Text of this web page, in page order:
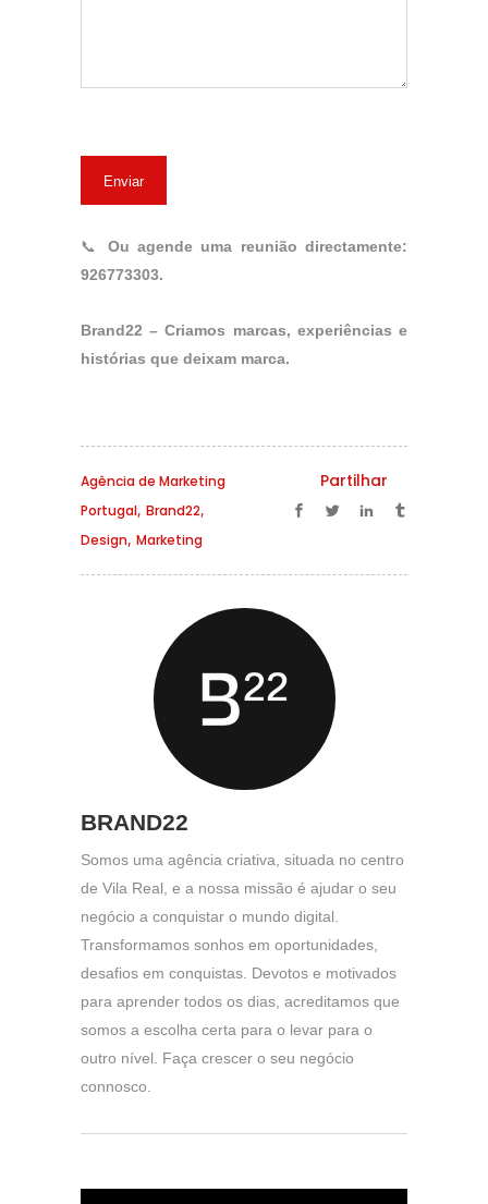
📞
Ou agende uma reunião directamente:
926773303.
Brand22 – Criamos marcas, experiências e
histórias que deixam marca.
Agência de Marketing
Portugal, Brand22,
Design, Marketing
Partilhar
BRAND22
Somos uma agência criativa, situada no centro
de Vila Real, e a nossa missão é ajudar o seu
negócio a conquistar o mundo digital.
Transformamos sonhos em oportunidades,
desafios em conquistas. Devotos e motivados
para aprender todos os dias, acreditamos que
somos a escolha certa para o levar para o
outro nível. Faça crescer o seu negócio
connosco.